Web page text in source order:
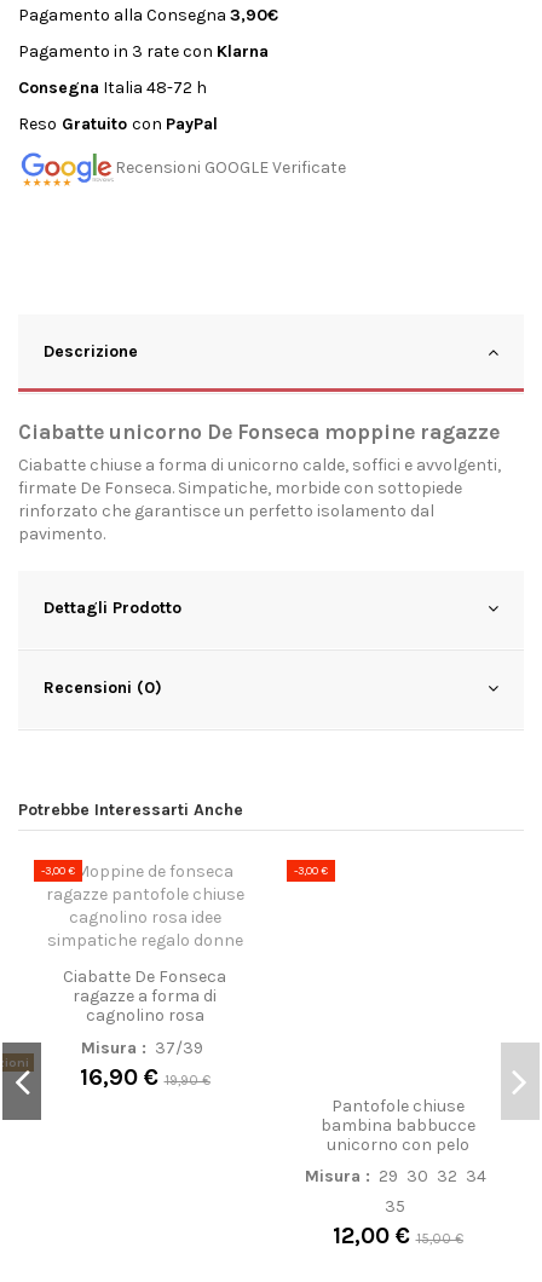
Pagamento alla Consegna 3,90€
Pagamento in 3 rate con Klarna
Consegna Italia 48-72 h
Reso Gratuito con PayPal
Recensioni GOOGLE Verificate
Descrizione
Ciabatte unicorno De Fonseca moppine ragazze
Ciabatte chiuse a forma di unicorno calde, soffici e avvolgenti,
firmate De Fonseca. Simpatiche, morbide con sottopiede
rinforzato che garantisce un perfetto isolamento dal
pavimento.
Dettagli Prodotto
Recensioni (0)
Potrebbe Interessarti Anche
-3,00 €
Ciabatte De Fonseca
ragazze a forma di
cagnolino rosa
Misura : 37/39
16,90 €19,90 €
-3,00 €